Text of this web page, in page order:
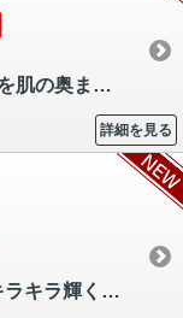
【19,800円】≪超音波振動で美容成分を肌の奥まで届けながら引き締めケア◎…
詳細を見る
89%OFF【7,990円】≪☆送料無料☆キラキラ輝くカラーパウダーで肩や腰、腕、…